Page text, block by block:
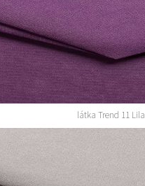
látka Trend 11 Lila